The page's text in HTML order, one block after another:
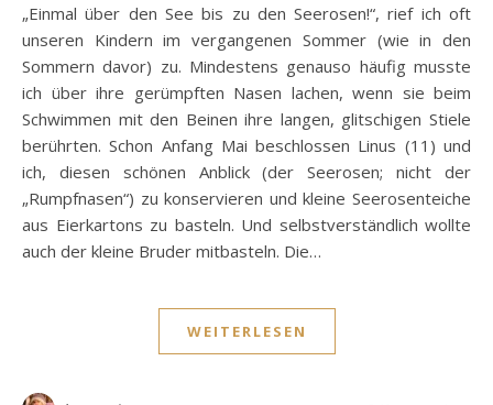
„Einmal über den See bis zu den Seerosen!“, rief ich oft
unseren Kindern im vergangenen Sommer (wie in den
Sommern davor) zu. Mindestens genauso häufig musste
ich über ihre gerümpften Nasen lachen, wenn sie beim
Schwimmen mit den Beinen ihre langen, glitschigen Stiele
berührten. Schon Anfang Mai beschlossen Linus (11) und
ich, diesen schönen Anblick (der Seerosen; nicht der
„Rumpfnasen“) zu konservieren und kleine Seerosenteiche
aus Eierkartons zu basteln. Und selbstverständlich wollte
auch der kleine Bruder mitbasteln. Die…
WEITERLESEN